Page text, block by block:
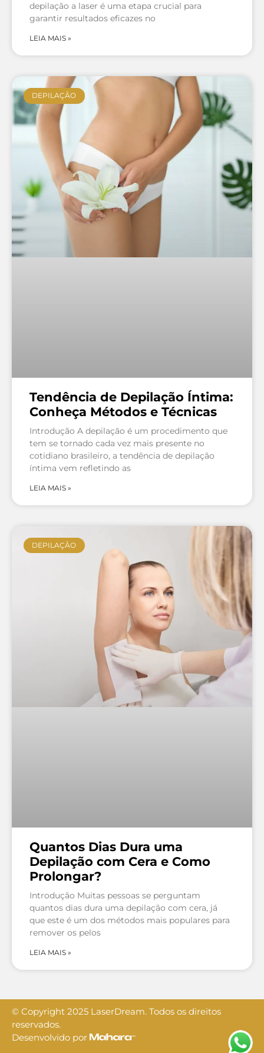
depilação a laser é uma etapa crucial para
garantir resultados eficazes no
LEIA MAIS »
DEPILAÇÃO
Tendência de Depilação Íntima:
Conheça Métodos e Técnicas
Introdução A depilação é um procedimento que
tem se tornado cada vez mais presente no
cotidiano brasileiro, a tendência de depilação
íntima vem refletindo as
LEIA MAIS »
DEPILAÇÃO
Quantos Dias Dura uma
Depilação com Cera e Como
Prolongar?
Introdução Muitas pessoas se perguntam
quantos dias dura uma depilação com cera, já
que este é um dos métodos mais populares para
remover os pelos
LEIA MAIS »
© Copyright 2025 LaserDream. Todos os direitos
reservados.
Desenvolvido por